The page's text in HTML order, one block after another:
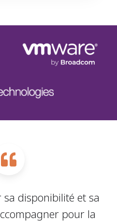
disponibilité et sa
pour la